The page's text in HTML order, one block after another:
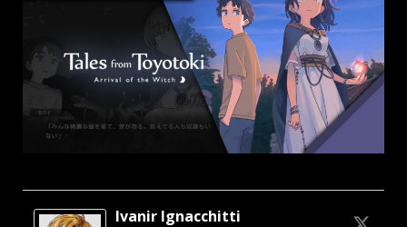
Ivanir Ignacchitti